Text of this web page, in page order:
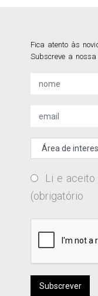
Fica atento às
Subscreve a nossa
Li e aceito
(obrigatório
Subscrever